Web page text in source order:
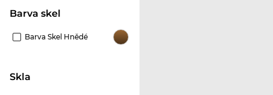
Barva skel
Barva Skel Hnědé
Skla